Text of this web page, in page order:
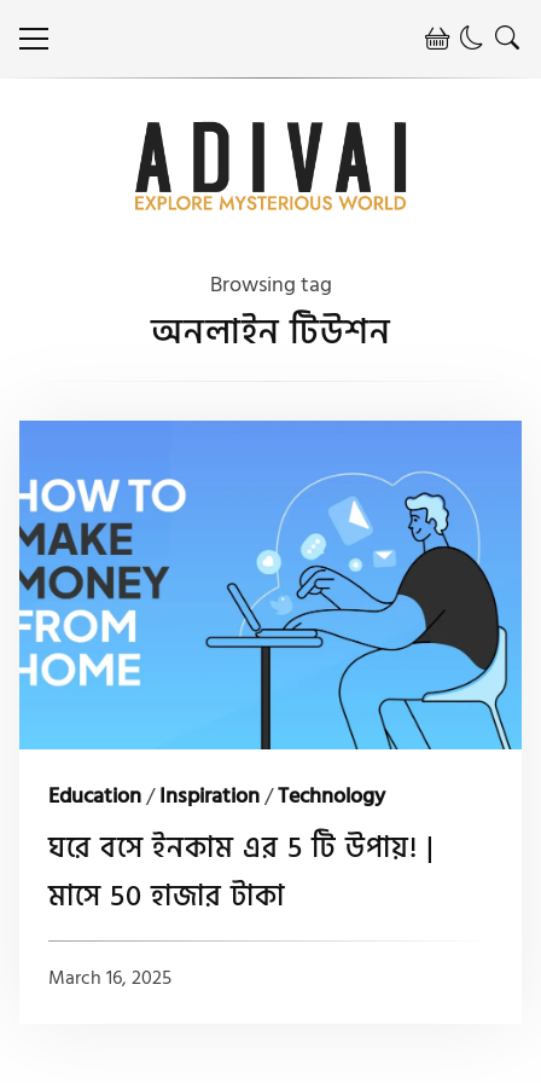
Browsing tag
অনলাইন টিউশন
Education/Inspiration/Technology
ঘরে বসে ইনকাম এর 5 টি উপায়! |
মাসে 50 হাজার টাকা
March 16, 2025